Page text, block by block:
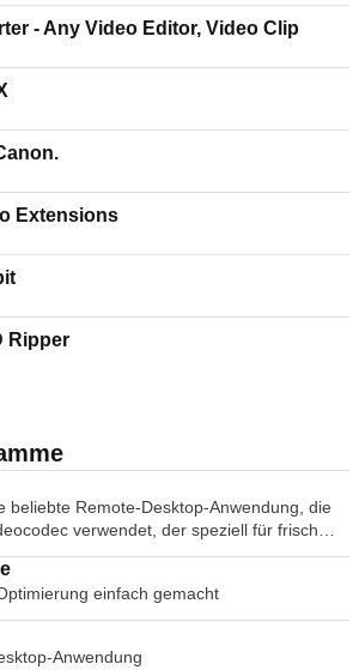
- Any Video Editor, Video Clip
Extensions
Ripper
beliebte Remote-Desktop-Anwendung, die
verwendet, der speziell für frisch
Benutzeroberflächen entwickelt wurde.
ist vielseitig, sicher und leichtgewichtig. Die
TLS1.2-Verschlüsselung, und beide
werden kryptografisch verifiziert.
leicht und in eine 1MB große Datei gepackt,
einfach gemacht
Anwendung